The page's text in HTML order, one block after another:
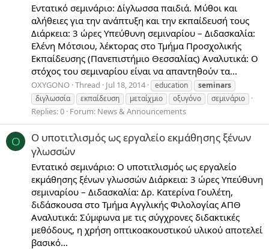
Εντατικό σεμινάριο: Δίγλωσσα παιδιά. Μύθοι και
αλήθειες για την ανάπτυξη και την εκπαίδευσή τους
Διάρκεια: 3 ώρες Υπεύθυνη σεμιναρίου – Διδασκαλία:
Ελένη Μότσιου, λέκτορας στο Τμήμα Προσχολικής
Εκπαίδευσης (Πανεπιστήμιο Θεσσαλίας) Αναλυτικά: Ο
στόχος του σεμιναρίου είναι να απαντηθούν τα...
OXYGONO Thread Jul 18, 2014 education
seminars
διγλωσσία
εκπαίδευση μεταίχμιο οξυγόνο σεμινάριο
Replies: 0 Forum: News & Announcements
O
O υποτιτλισμός ως εργαλείο εκμάθησης ξένων
γλωσσών
Εντατικό σεμινάριο: O υποτιτλισμός ως εργαλείο
εκμάθησης ξένων γλωσσών Διάρκεια: 3 ώρες Υπεύθυνη
σεμιναρίου – Διδασκαλία: Δρ. Κατερίνα Γουλέτη,
διδάσκουσα στο Τμήμα Αγγλικής Φιλολογίας ΑΠΘ
Αναλυτικά: Σύμφωνα με τις σύγχρονες διδακτικές
μεθόδους, η χρήση οπτικοακουστικού υλικού αποτελεί
βασικό...